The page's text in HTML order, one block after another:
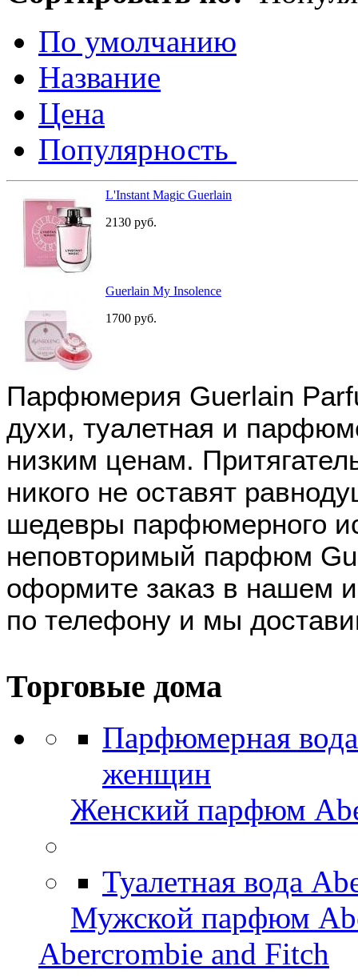
По умолчанию
Название
Цена
Популярность
L'Instant Magic Guerlain
2130 руб.
Guerlain My Insolence
1700 руб.
Парфюмерия Guerlain
духи, туалетная и
низким ценам.
никого не оставят
шедевры парфюмерного
неповторимый парфюм
оформите заказ в нашем
по телефону и мы
Торговые дома
Парфюмерная
женщин
Женский парфюм
Туалетная вода
Мужской парфюм
Abercrombie and Fitch